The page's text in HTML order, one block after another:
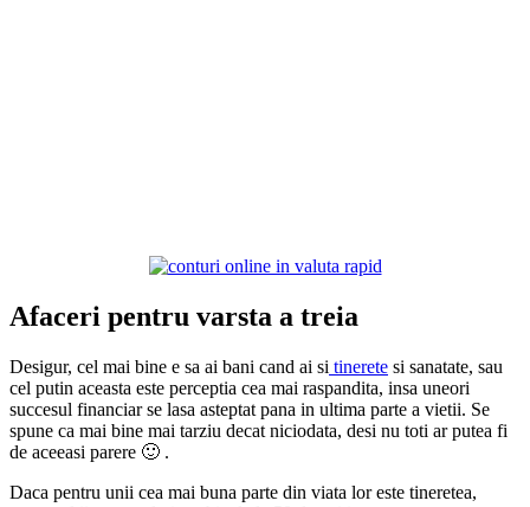
Afaceri pentru varsta a treia
Desigur, cel mai bine e sa ai bani cand ai si tinerete si sanatate, sau
cel putin aceasta este perceptia cea mai raspandita, insa uneori
succesul financiar se lasa asteptat pana in ultima parte a vietii. Se
spune ca mai bine mai tarziu decat niciodata, desi nu toti ar putea fi
de aceeasi parere 🙂 .
Daca pentru unii cea mai buna parte din viata lor este tineretea,